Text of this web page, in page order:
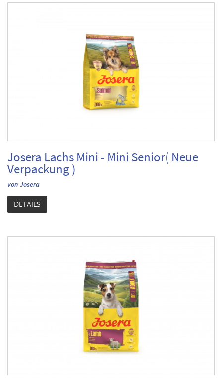
Josera Lachs Mini - Mini Senior( Neue
Verpackung )
von Josera
DETAILS